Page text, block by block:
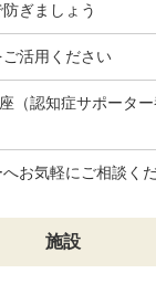
で防ぎましょう
ご活用ください
（認知症サポータ
お気軽にご相談く
施設